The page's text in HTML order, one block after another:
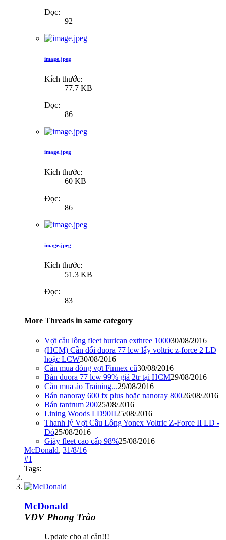
Đọc:
92
image.jpeg
Kích thước:
77.7 KB
Đọc:
86
image.jpeg
Kích thước:
60 KB
Đọc:
86
image.jpeg
Kích thước:
51.3 KB
Đọc:
83
More Threads in same category
Vợt cầu lông fleet hurican exthree 100030/08/2016
(HCM) Cần đổi duora 77 lcw lấy voltric z-force 2 LD
hoặc LCW30/08/2016
Cần mua dòng vợt Finnex cũ30/08/2016
Bán duora 77 lcw 99% giá 2tr tại HCM29/08/2016
Cần mua áo Training...29/08/2016
Bán nanoray 600 fx plus hoặc nanoray 80026/08/2016
Bán tantrum 20025/08/2016
Lining Woods LD90II25/08/2016
Thanh lý Vợt Cầu Lông Yonex Voltric Z-Force II LD -
Đỏ25/08/2016
Giày fleet cao cấp 98%25/08/2016
McDonald, 31/8/16
#1
Tags:
McDonald
VĐV Phong Trào
Update cho ai cần!!!